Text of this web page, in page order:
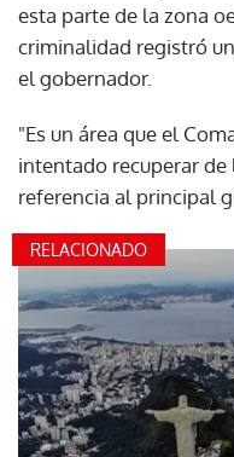
esta parte de la zona
criminalidad registró
el gobernador.
"Es un área que el
intentado recuperar de
referencia al principal
RELACIONADO